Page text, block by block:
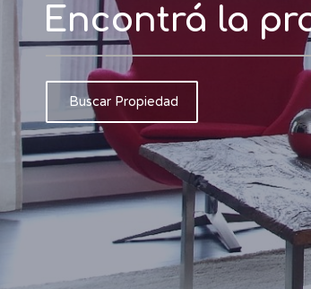
Encontrá la
Buscar Propiedad